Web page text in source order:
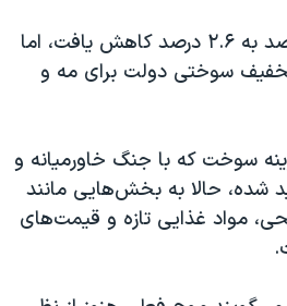
در آلمان، تورم از ۲.۹ درصد به ۲.۶ درصد کاهش یافت، اما
سوختی دولت برای مه و
سوخت که با جنگ خاورمیانه و
حالا به بخش‌هایی مانند
مواد غذایی تازه و قیمت‌های